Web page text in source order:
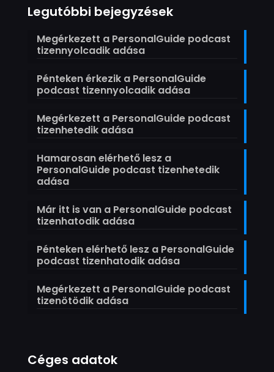
Legutóbbi bejegyzések
Megérkezett a PersonalGuide podcast
tizennyolcadik adása
Pénteken érkezik a PersonalGuide
podcast tizennyolcadik adása
Megérkezett a PersonalGuide podcast
tizenhetedik adása
Hamarosan elérhető lesz a
PersonalGuide podcast tizenhetedik
adása
Már itt is van a PersonalGuide podcast
tizenhatodik adása
Pénteken elérhető lesz a PersonalGuide
podcast tizenhatodik adása
Megérkezett a PersonalGuide podcast
tizenötödik adása
Céges adatok